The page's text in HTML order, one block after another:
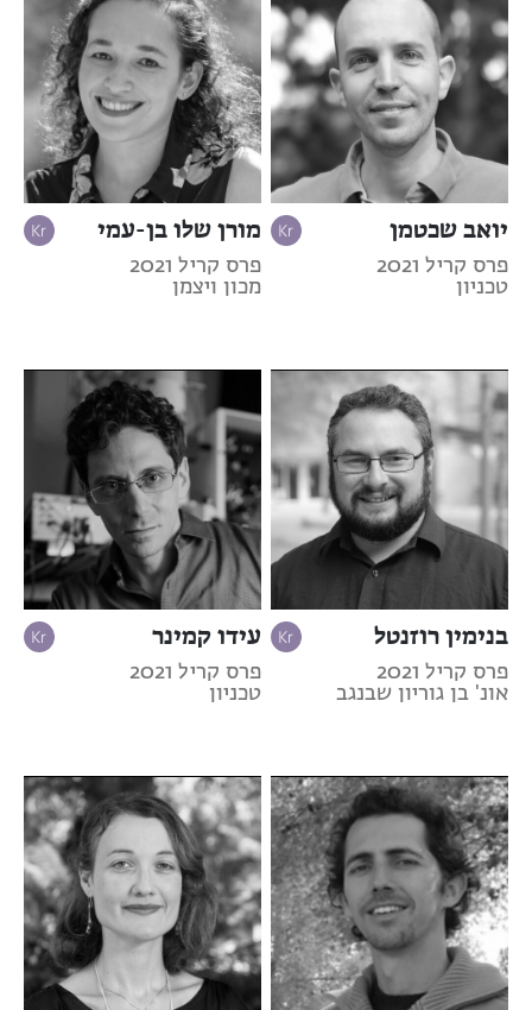
יואב שכטמן
פרס קריל 2021
טכניון
מורן שלו בן-עמי
פרס קריל 2021
מכון ויצמן
בנימין רוזנטל
פרס קריל 2021
אונ' בן גוריון שבנגב
עידו קמינר
פרס קריל 2021
טכניון